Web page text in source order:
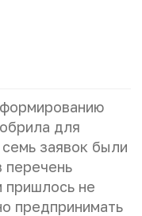
для
заявок были
перечень
пришлось не
предпринимать